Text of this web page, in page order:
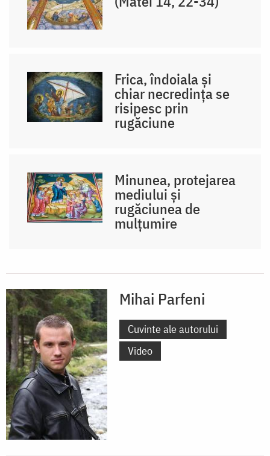
Frica, îndoiala și
chiar necredința se
risipesc prin
rugăciune
Minunea, protejarea
mediului și
rugăciunea de
mulțumire
Mihai Parfeni
Cuvinte ale autorului
Video